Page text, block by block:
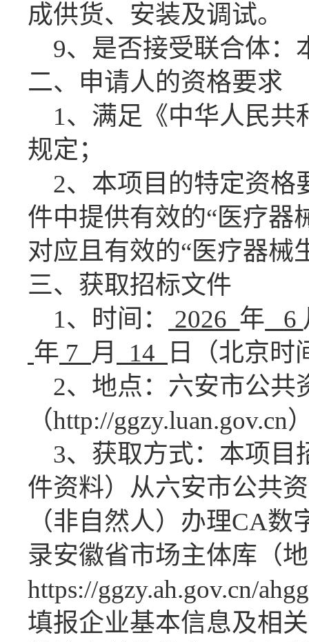
成供货、安装及调试。
9、是否接受联合体：
二、申请人的资格要求
1、满足《中华人民共
规定；
2、本项目的特定资格
件中提供有效的“医疗器
对应且有效的“医疗器械
三、获取招标文件
1、时间：
2026 年 6
年 7 月 14 日
（北京时
2、地点：六安市公共
（http://ggzy.luan.gov.cn
3、获取方式： 本项目
件资料）从六安市公共
（非自然人）办理CA数
录安徽省市场主体库（
https://ggzy.ah.gov.cn/
填报企业基本信息及相